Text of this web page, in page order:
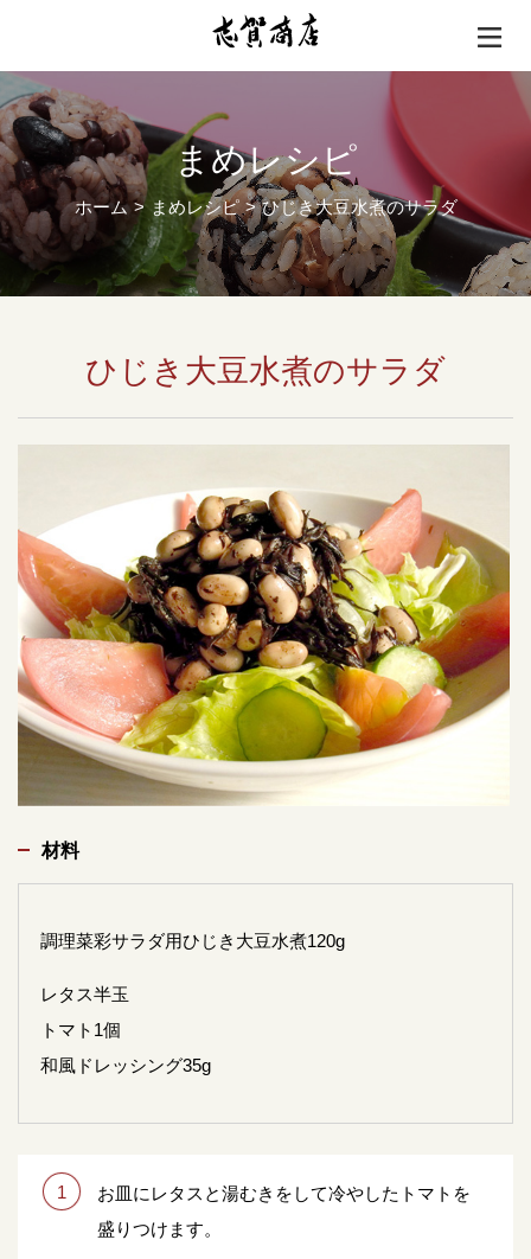
まめレシピ
ホーム まめレシピ ひじき大豆水煮のサラダ
ひじき大豆水煮のサラダ
材料
調理菜彩サラダ用ひじき大豆水煮120g
レタス半玉
トマト1個
和風ドレッシング35g
1
お皿にレタスと湯むきをして冷やしたトマトを
盛りつけます。